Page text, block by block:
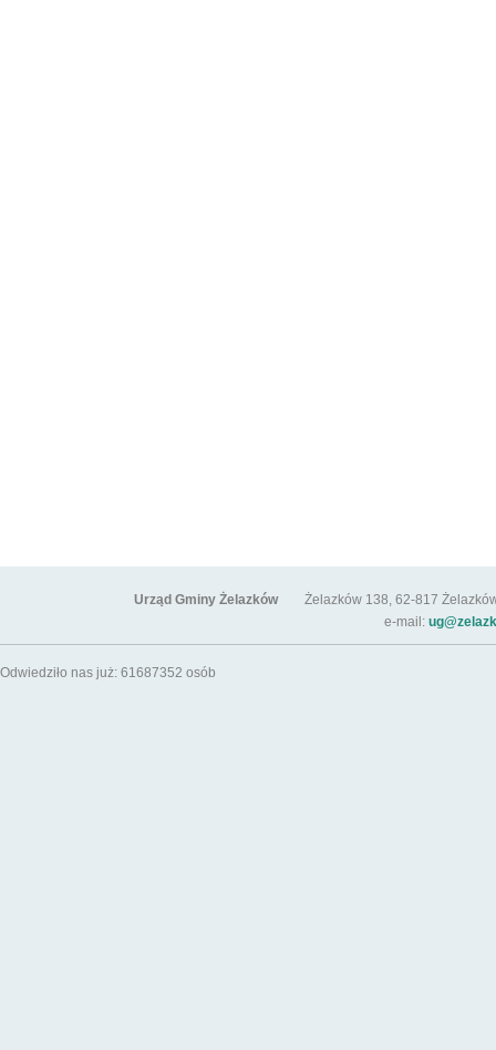
Urząd Gminy ŻelazkówŻelazków 138, 62-817 Żelazków
e-mail:
Odwiedziło nas już: 61687352 osób